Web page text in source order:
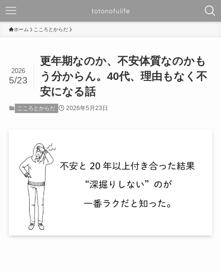
ホーム こころとからだ
更年期なのか、不安体質なのかも
う分からん。40代、理由もなく不
安になる話
2026
5/23
こころとからだ 2026年5月23日